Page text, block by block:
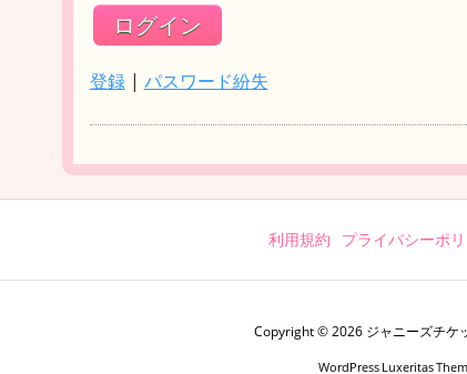
登録| パスワード紛失
利用規約 プライバシーポ
Copyright ©2026 ジャニーズチケ
WordPress Luxeritas